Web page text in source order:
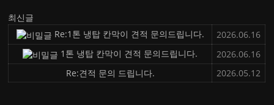
최신글
Re:1톤 냉탑 칸막이 견적 문의드립니다.
2026.06.16
1톤 냉탑 칸막이 견적 문의드립니다.
2026.06.16
Re:견적 문의 드립니다.
2026.05.12